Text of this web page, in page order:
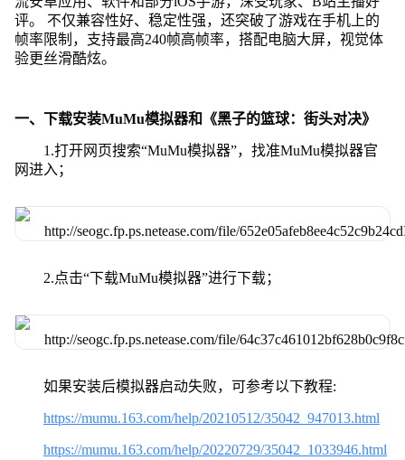
评。 不仅兼容性好、稳定性强，还突破了游戏在手机上的
帧率限制，支持最高240帧高帧率，搭配电脑大屏，视觉体
验更丝滑酷炫。
一、下载安装MuMu模拟器和《黑子的篮球：街头对决》
1.打开网页搜索“MuMu模拟器”，找准MuMu模拟器官
网进入；
2.点击“下载MuMu模拟器”进行下载；
如果安装后模拟器启动失败，可参考以下教程:
https://mumu.163.com/help/20210512/35042_947013.html
https://mumu.163.com/help/20220729/35042_1033946.html